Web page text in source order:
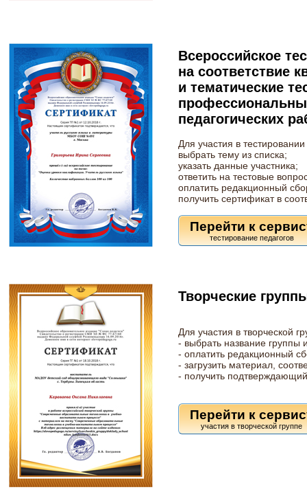
Всероссийское
на соответствие
и тематические
педагогических
Для участия в
выбрать тему из списка;
указать данные участника;
ответить на тестовые
оплатить редакционный
получить сертификат в
Перейти к
тестирование педагогов
Творческие
Для участия в творческой
- выбрать название группы
- оплатить редакционный
- загрузить материал,
- получить
Перейти к